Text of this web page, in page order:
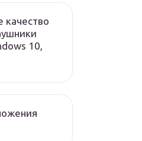
качество
10,